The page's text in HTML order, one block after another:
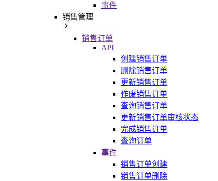
事件
销售管理
销售订单
API
创建销售订单
删除销售订单
更新销售订单
作废销售订单
查询销售订单
更新销售订单审核状态
完成销售订单
查询订单
事件
销售订单创建
销售订单删除